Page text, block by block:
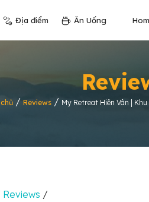
Địa điểm Ăn Uống
/ Reviews/ My Retreat Hiên Vân |
Reviews /